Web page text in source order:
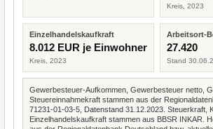
Kreis, 2023
Einzelhandelskaufkraft
8.012 EUR je Einwohner
Kreis, 2023
Arbeitsort-
27.420
Stand
Gewerbesteuer-Aufkommen, Gewerbesteuer netto,
Steuereinnahmekraft stammen aus der
71231-01-03-5, Datenstand 31.12.2023. Steuerkraft,
Einzelhandelskaufkraft stammen aus BBSR INKAR.